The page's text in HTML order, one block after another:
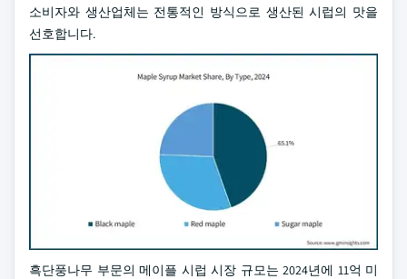
소비자와 생산업체는 전통적인 방식으로 생산된 시럽의 맛을
선호합니다.
흑단풍나무 부문의 메이플 시럽 시장 규모는 2024년에 11억 미